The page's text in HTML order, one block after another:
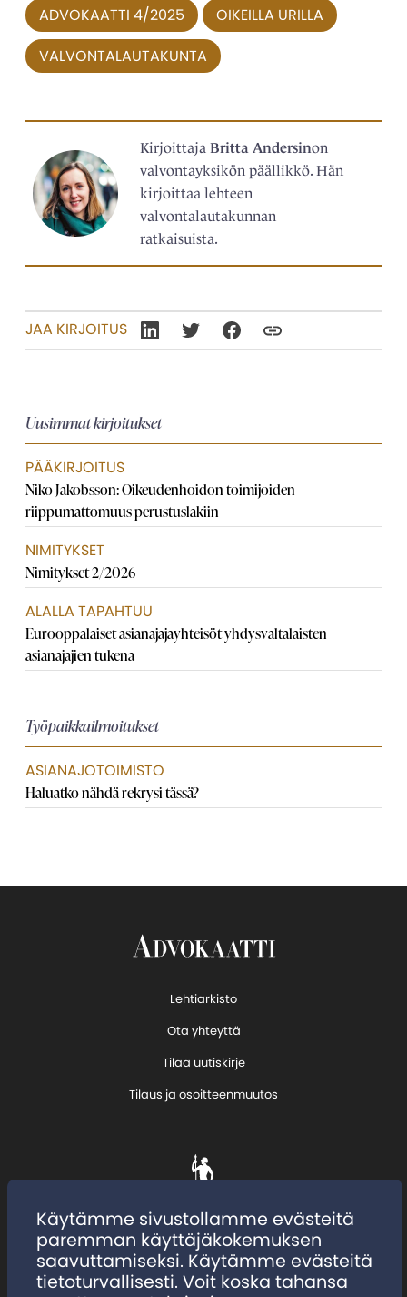
ADVOKAATTI 4/2025
OIKEILLA URILLA
VALVONTALAUTAKUNTA
Kirjoittaja Britta Andersinon
valvontayksikön päällikkö. Hän
kirjoittaa lehteen
valvontalautakunnan
ratkaisuista.
JAA KIRJOITUS
Uusimmat kirjoitukset
PÄÄKIRJOITUS
Niko Jakobsson: Oikeudenhoidon toimijoiden ­
riippumattomuus perustuslakiin
NIMITYKSET
Nimitykset 2/2026
ALALLA TAPAHTUU
Eurooppalaiset asianajaja­yhteisöt yhdysvaltalaisten
asianajajien tukena
Työpaikkailmoitukset
ASIANAJOTOIMISTO
Haluatko nähdä rekrysi tässä?
Lehtiarkisto
Ota yhteyttä
Tilaa uutiskirje
Tilaus ja osoitteenmuutos
Käytämme sivustollamme evästeitä
paremman käyttäjäkokemuksen
saavuttamiseksi. Käytämme evästeitä
tietoturvallisesti. Voit koska tahansa